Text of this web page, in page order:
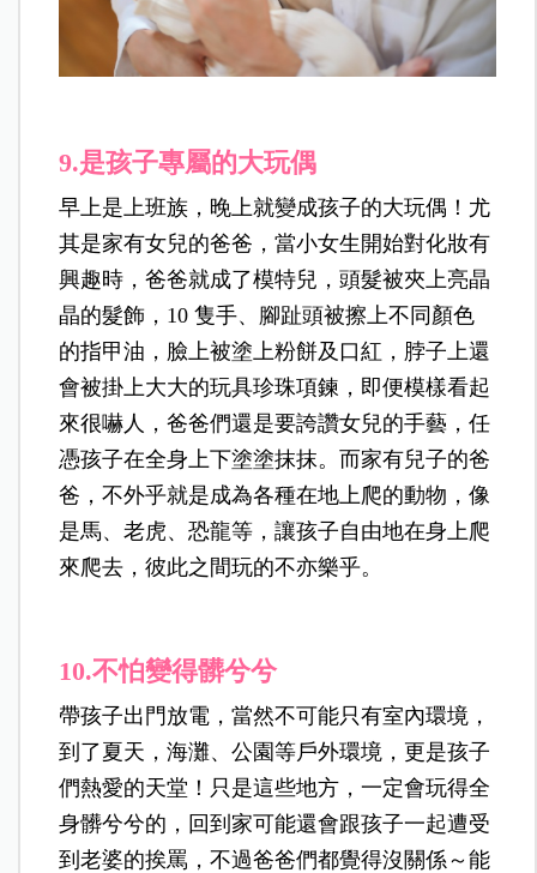
9.是孩子專屬的大玩偶
早上是上班族，晚上就變成孩子的大玩偶！尤
其是家有女兒的爸爸，當小女生開始對化妝有
興趣時，爸爸就成了模特兒，頭髮被夾上亮晶
晶的髮飾，10 隻手、腳趾頭被擦上不同顏色
的指甲油，臉上被塗上粉餅及口紅，脖子上還
會被掛上大大的玩具珍珠項鍊，即便模樣看起
來很嚇人，爸爸們還是要誇讚女兒的手藝，任
憑孩子在全身上下塗塗抹抹。而家有兒子的爸
爸，不外乎就是成為各種在地上爬的動物，像
是馬、老虎、恐龍等，讓孩子自由地在身上爬
來爬去，彼此之間玩的不亦樂乎。
10.不怕變得髒兮兮
帶孩子出門放電，當然不可能只有室內環境，
到了夏天，海灘、公園等戶外環境，更是孩子
們熱愛的天堂！只是這些地方，一定會玩得全
身髒兮兮的，回到家可能還會跟孩子一起遭受
到老婆的挨罵，不過爸爸們都覺得沒關係～能